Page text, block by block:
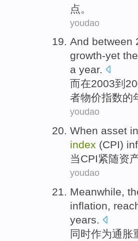
点。
youdao
And between
growth-yet the
a year.
而在2003到
者物价指数的
youdao
When asset
index (CPI)
当CPI紧随资
youdao
Meanwhile,
inflation,
years.
同时作为通胀